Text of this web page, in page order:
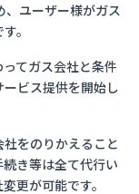
ユーザー様がガス
。
てガス会社と条件
ビス提供を開始し
をのりかえること
き等は全て代行い
更が可能です。